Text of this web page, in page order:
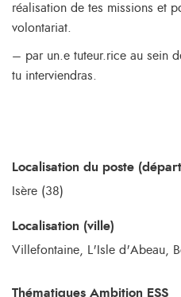
réalisation de tes missions et
volontariat.
– par un.e tuteur.rice au sein
tu interviendras.
Localisation du poste
Isère (38)
Localisation (ville)
Villefontaine, L'Isle d'Abeau,
Thématiques Ambition ESS